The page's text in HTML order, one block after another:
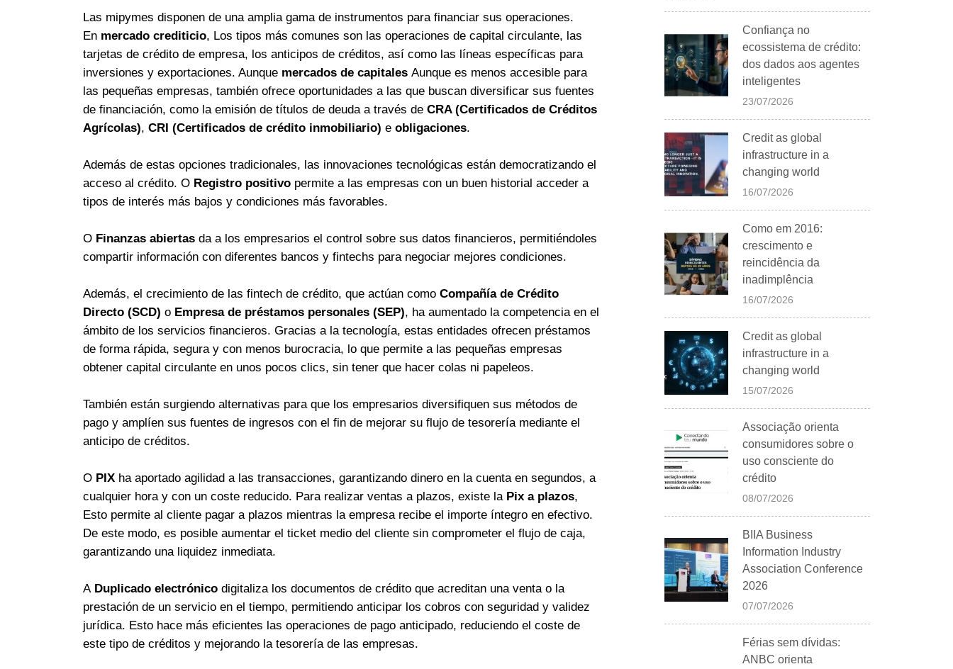
Las mipymes disponen de una amplia gama de instrumentos para financiar sus operaciones.
En mercado crediticio, Los tipos más comunes son las operaciones de capital circulante, las
tarjetas de crédito de empresa, los anticipos de créditos, así como las líneas específicas para
inversiones y exportaciones. Aunque mercados de capitales Aunque es menos accesible para
las pequeñas empresas, también ofrece oportunidades a las que buscan diversificar sus fuentes
de financiación, como la emisión de títulos de deuda a través de CRA (Certificados de Créditos
Agrícolas), CRI (Certificados de crédito inmobiliario) e obligaciones.
Además de estas opciones tradicionales, las innovaciones tecnológicas están democratizando el
acceso al crédito. O Registro positivo permite a las empresas con un buen historial acceder a
tipos de interés más bajos y condiciones más favorables.
O Finanzas abiertas da a los empresarios el control sobre sus datos financieros, permitiéndoles
compartir información con diferentes bancos y fintechs para negociar mejores condiciones.
Además, el crecimiento de las fintech de crédito, que actúan como Compañía de Crédito
Directo (SCD) o Empresa de préstamos personales (SEP), ha aumentado la competencia en el
ámbito de los servicios financieros. Gracias a la tecnología, estas entidades ofrecen préstamos
de forma rápida, segura y con menos burocracia, lo que permite a las pequeñas empresas
obtener capital circulante en unos pocos clics, sin tener que hacer colas ni papeleos.
También están surgiendo alternativas para que los empresarios diversifiquen sus métodos de
pago y amplíen sus fuentes de ingresos con el fin de mejorar su flujo de tesorería mediante el
anticipo de créditos.
O PIX ha aportado agilidad a las transacciones, garantizando dinero en la cuenta en segundos, a
cualquier hora y con un coste reducido. Para realizar ventas a plazos, existe la Pix a plazos,
Esto permite al cliente pagar a plazos mientras la empresa recibe el importe íntegro en efectivo.
De este modo, es posible aumentar el ticket medio del cliente sin comprometer el flujo de caja,
garantizando una liquidez inmediata.
A Duplicado electrónico digitaliza los documentos de crédito que acreditan una venta o la
prestación de un servicio en el tiempo, permitiendo anticipar los cobros con seguridad y validez
jurídica. Esto hace más eficientes las operaciones de pago anticipado, reduciendo el coste de
este tipo de créditos y mejorando la tesorería de las empresas.
Confiança no
ecossistema de crédito:
dos dados aos agentes
inteligentes
23/07/2026
Credit as global
infrastructure in a
changing world
16/07/2026
Como em 2016:
crescimento e
reincidência da
inadimplência
16/07/2026
Credit as global
infrastructure in a
changing world
15/07/2026
Associação orienta
consumidores sobre o
uso consciente do
crédito
08/07/2026
BIIA Business
Information Industry
Association Conference
2026
07/07/2026
Férias sem dívidas:
ANBC orienta